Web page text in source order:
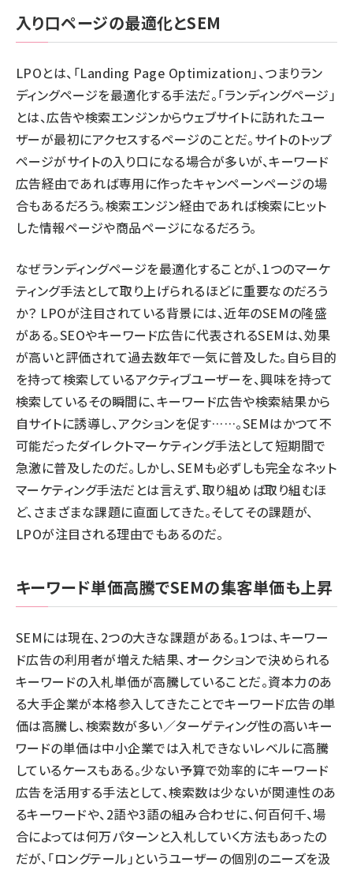
入り口ページの最適化とSEM
LPOとは、「Landing Page Optimization」、つまりラン
ディングページを最適化する手法だ。「ランディングページ」
とは、広告や検索エンジンからウェブサイトに訪れたユー
ザーが最初にアクセスするページのことだ。サイトのトップ
ページがサイトの入り口になる場合が多いが、キーワード
広告経由であれば専用に作ったキャンペーンページの場
合もあるだろう。検索エンジン経由であれば検索にヒット
した情報ページや商品ページになるだろう。
なぜランディングページを最適化することが、1つのマーケ
ティング手法として取り上げられるほどに重要なのだろう
か？ LPOが注目されている背景には、近年のSEMの隆盛
がある。SEOやキーワード広告に代表されるSEMは、効果
が高いと評価されて過去数年で一気に普及した。自ら目的
を持って検索しているアクティブユーザーを、興味を持って
検索しているその瞬間に、キーワード広告や検索結果から
自サイトに誘導し、アクションを促す……。SEMはかつて不
可能だったダイレクトマーケティング手法として短期間で
急激に普及したのだ。しかし、SEMも必ずしも完全なネット
マーケティング手法だとは言えず、取り組めば取り組むほ
ど、さまざまな課題に直面してきた。そしてその課題が、
LPOが注目される理由でもあるのだ。
キーワード単価高騰でSEMの集客単価も上昇
SEMには現在、2つの大きな課題がある。1つは、キーワー
ド広告の利用者が増えた結果、オークションで決められる
キーワードの入札単価が高騰していることだ。資本力のあ
る大手企業が本格参入してきたことでキーワード広告の単
価は高騰し、検索数が多い／ターゲティング性の高いキー
ワードの単価は中小企業では入札できないレベルに高騰
しているケースもある。少ない予算で効率的にキーワード
広告を活用する手法として、検索数は少ないが関連性のあ
るキーワードや、2語や3語の組み合わせに、何百何千、場
合によっては何万パターンと入札していく方法もあったの
だが、「ロングテール」というユーザーの個別のニーズを汲